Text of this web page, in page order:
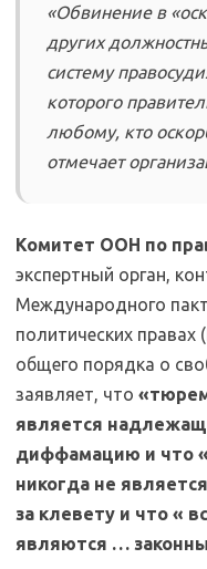
«Обвинение в
других
систему
которого
любому, кто
отмечает
Комитет ООН по
экспертный орган,
Международного
политических
общего порядка о
заявляет, что
является
диффамацию и что
никогда не
за клевету и что «
являются …